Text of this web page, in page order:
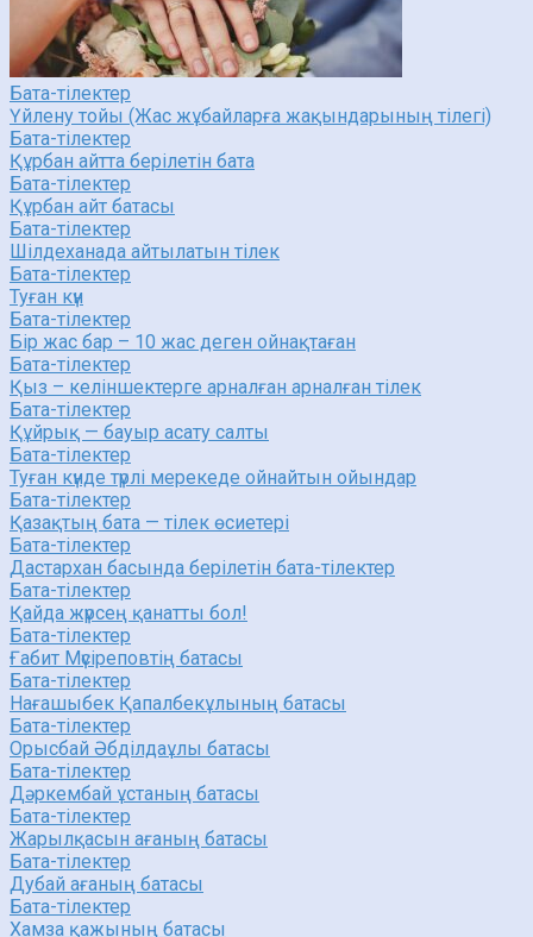
Бата-тілектер
Үйлену тойы (Жас жұбайларға жақындарының тілегі)
Бата-тілектер
Құрбан айтта берілетін бата
Бата-тілектер
Құрбан айт батасы
Бата-тілектер
Шілдеханада айтылатын тілек
Бата-тілектер
Туған күн
Бата-тілектер
Бір жас бар – 10 жас деген ойнақтаған
Бата-тілектер
Қыз – келіншектерге арналған арналған тілек
Бата-тілектер
Құйрық — бауыр асату салты
Бата-тілектер
Туған күнде түрлі мерекеде ойнайтын ойындар
Бата-тілектер
Қазақтың бата — тілек өсиетері
Бата-тілектер
Дастархан басында берілетін бата-тілектер
Бата-тілектер
Қайда жүрсең қанатты бол!
Бата-тілектер
Ғабит Мүсіреповтің батасы
Бата-тілектер
Нағашыбек Қапалбекұлының батасы
Бата-тілектер
Орысбай Әбділдаұлы батасы
Бата-тілектер
Дәркембай ұстаның батасы
Бата-тілектер
Жарылқасын ағаның батасы
Бата-тілектер
Дубай ағаның батасы
Бата-тілектер
Хамза қажының батасы